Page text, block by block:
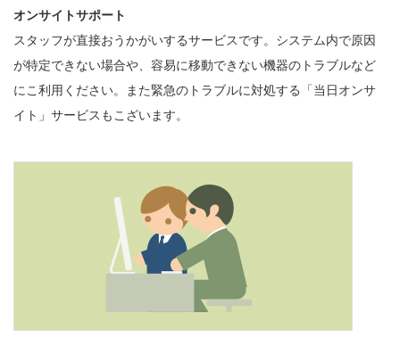
オンサイトサポート
スタッフが直接おうかがいするサービスです。システム内で原因
が特定できない場合や、容易に移動できない機器のトラブルなど
にこ利用ください。また緊急のトラブルに対処する「当日オンサ
イト」サービスもこざいます。